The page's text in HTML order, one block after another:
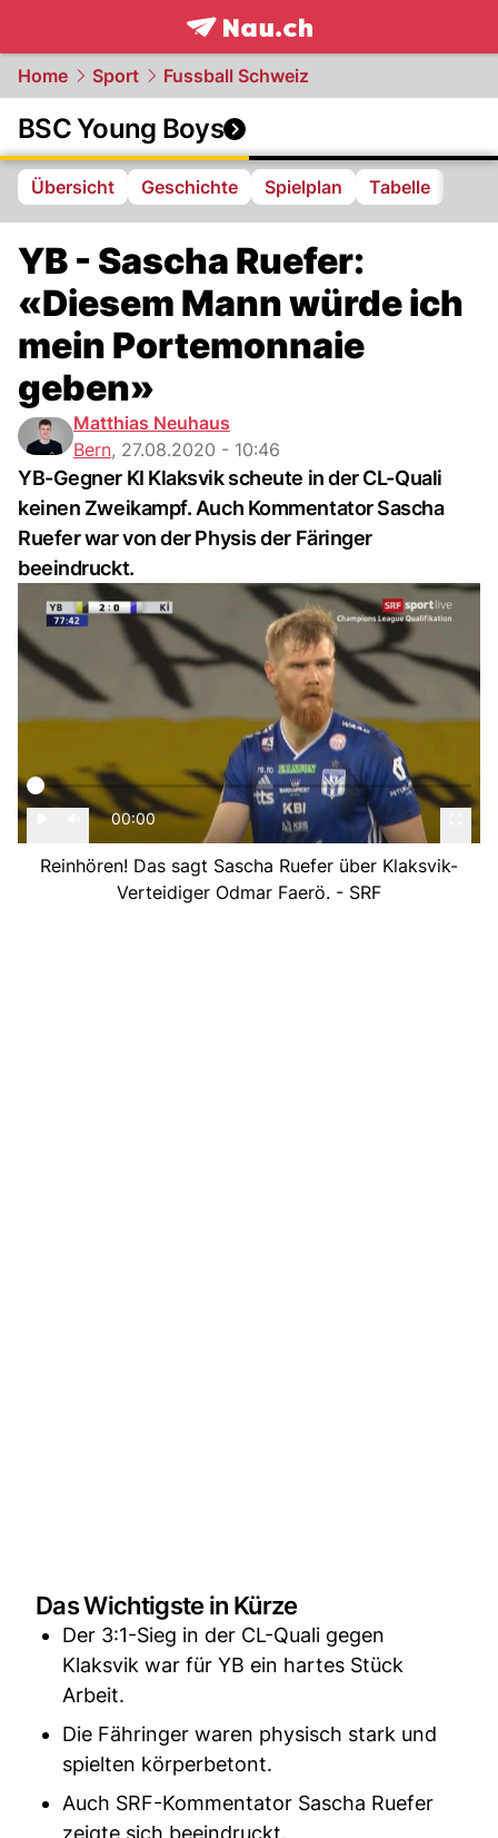
frontpage.NAU.ch
Home Sport Fussball Schweiz
BSC Young Boys
Übersicht Geschichte Spielplan Tabelle
YB - Sascha Ruefer:
«Diesem Mann würde ich
mein Portemonnaie
geben»
Matthias Neuhaus
Bern, 27.08.2020 - 10:46
YB-Gegner KI Klaksvik scheute in der CL-Quali
keinen Zweikampf. Auch Kommentator Sascha
Ruefer war von der Physis der Färinger
beeindruckt.
00:00
Reinhören! Das sagt Sascha Ruefer über Klaksvik-
Verteidiger Odmar Faerö. - SRF
Das Wichtigste in Kürze
Der 3:1-Sieg in der CL-Quali gegen
Klaksvik war für YB ein hartes Stück
Arbeit.
Die Fähringer waren physisch stark und
spielten körperbetont.
Auch SRF-Kommentator Sascha Ruefer
zeigte sich beeindruckt.